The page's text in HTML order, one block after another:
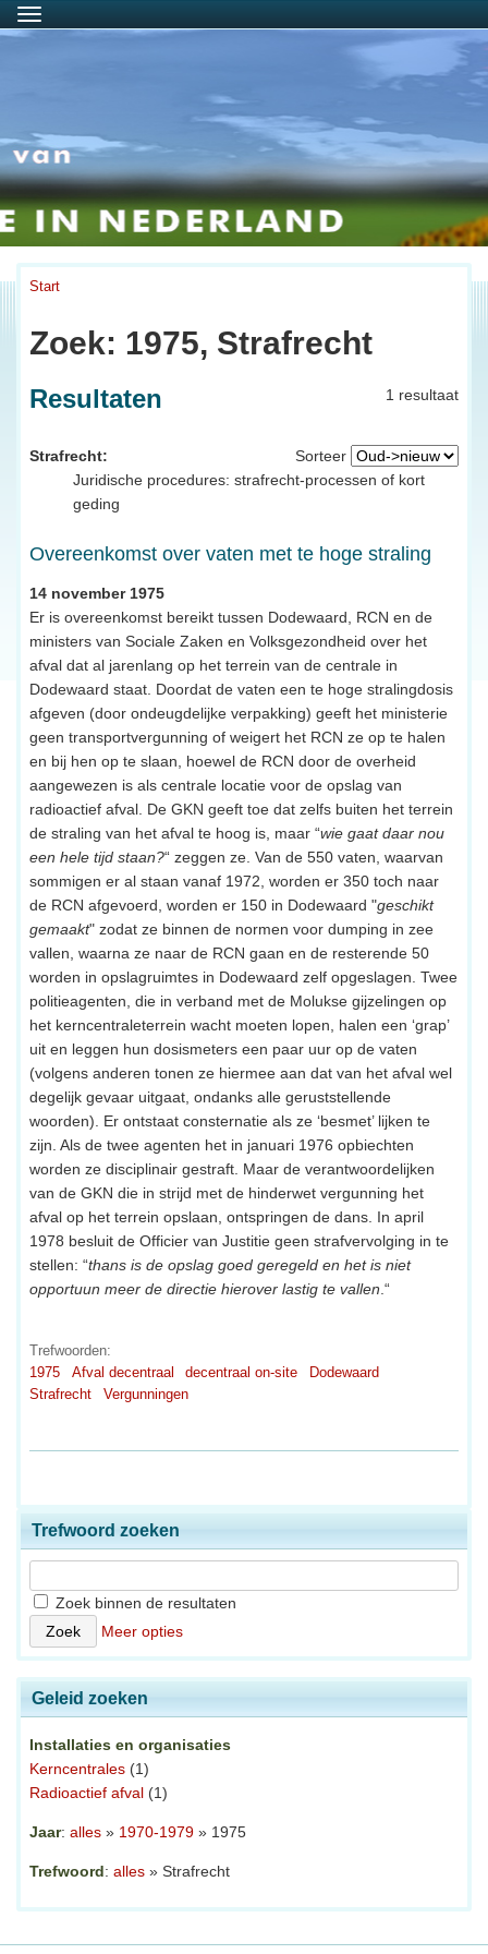
Menu
Start
Zoek: 1975, Strafrecht
1 resultaat
Resultaten
Sorteer
Strafrecht:
Juridische procedures: strafrecht-processen of kort
geding
Overeenkomst over vaten met te hoge straling
14 november 1975
Er is overeenkomst bereikt tussen Dodewaard, RCN en de
ministers van Sociale Zaken en Volksgezondheid over het
afval dat al jarenlang op het terrein van de centrale in
Dodewaard staat. Doordat de vaten een te hoge stralingdosis
afgeven (door ondeugdelijke verpakking) geeft het ministerie
geen transportvergunning of weigert het RCN ze op te halen
en bij hen op te slaan, hoewel de RCN door de overheid
aangewezen is als centrale locatie voor de opslag van
radioactief afval. De GKN geeft toe dat zelfs buiten het terrein
de straling van het afval te hoog is, maar “wie gaat daar nou
een hele tijd staan?“ zeggen ze. Van de 550 vaten, waarvan
sommigen er al staan vanaf 1972, worden er 350 toch naar
de RCN afgevoerd, worden er 150 in Dodewaard "geschikt
gemaakt" zodat ze binnen de normen voor dumping in zee
vallen, waarna ze naar de RCN gaan en de resterende 50
worden in opslagruimtes in Dodewaard zelf opgeslagen. Twee
politieagenten, die in verband met de Molukse gijzelingen op
het kerncentraleterrein wacht moeten lopen, halen een ‘grap’
uit en leggen hun dosismeters een paar uur op de vaten
(volgens anderen tonen ze hiermee aan dat van het afval wel
degelijk gevaar uitgaat, ondanks alle geruststellende
woorden). Er ontstaat consternatie als ze ‘besmet’ lijken te
zijn. Als de twee agenten het in januari 1976 opbiechten
worden ze disciplinair gestraft. Maar de verantwoordelijken
van de GKN die in strijd met de hinderwet vergunning het
afval op het terrein opslaan, ontspringen de dans. In april
1978 besluit de Officier van Justitie geen strafvervolging in te
stellen: “thans is de opslag goed geregeld en het is niet
opportuun meer de directie hierover lastig te vallen .“
Trefwoorden:
1975
Afval decentraal decentraal on-site
Dodewaard
Strafrecht
Vergunningen
Trefwoord zoeken
Zoek binnen de resultaten
Meer opties
Geleid zoeken
Installaties en organisaties
Kerncentrales (1)
Radioactief afval (1)
Jaar: alles » 1970-1979 » 1975
Trefwoord: alles » Strafrecht